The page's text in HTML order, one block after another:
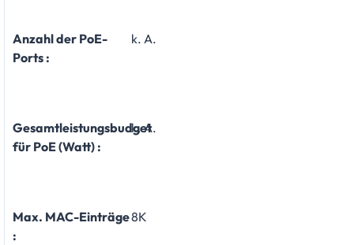
Anzahl der PoE-
Ports :
k. A.
Gesamtleistungsbudget
für PoE (Watt) :
k. A.
Max. MAC-Einträge
:
8K